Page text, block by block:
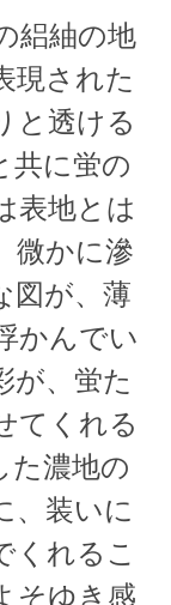
絽紬の地
現された
と透ける
共に蛍の
表地とは
微かに滲
図が、薄
かんでい
が、蛍た
てくれる
た濃地の
、装いに
くれるこ
そゆき感